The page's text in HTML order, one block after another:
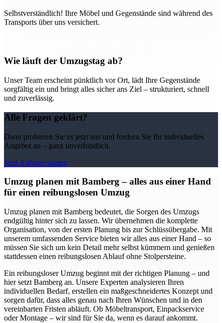
Selbstverständlich! Ihre Möbel und Gegenstände sind während des
Transports über uns versichert.
Wie läuft der Umzugstag ab?
Unser Team erscheint pünktlich vor Ort, lädt Ihre Gegenstände
sorgfältig ein und bringt alles sicher ans Ziel – strukturiert, schnell
und zuverlässig.
Alle Fragen geklärt?
Dann probieren Sie es jetzt aus und fordern Sie Ihr individuelles
Angebot an – ganz unverbindlich.
Jetzt Anfrage starten
Umzug planen mit Bamberg – alles aus einer Hand
für einen reibungslosen Umzug
Umzug planen mit Bamberg bedeutet, die Sorgen des Umzugs
endgültig hinter sich zu lassen. Wir übernehmen die komplette
Organisation, von der ersten Planung bis zur Schlüssübergabe. Mit
unserem umfassenden Service bieten wir alles aus einer Hand – so
müssen Sie sich um kein Detail mehr selbst kümmern und genießen
stattdessen einen reibungslosen Ablauf ohne Stolpersteine.
Ein reibungsloser Umzug beginnt mit der richtigen Planung – und
hier setzt Bamberg an. Unsere Experten analysieren Ihren
individuellen Bedarf, erstellen ein maßgeschneidertes Konzept und
sorgen dafür, dass alles genau nach Ihren Wünschen und in den
vereinbarten Fristen abläuft. Ob Möbeltransport, Einpackservice
oder Montage – wir sind für Sie da, wenn es darauf ankommt.